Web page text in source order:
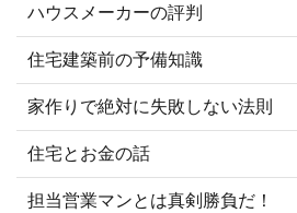
ハウスメーカーの評判
住宅建築前の予備知識
家作りで絶対に失敗しない法則
住宅とお金の話
担当営業マンとは真剣勝負だ！